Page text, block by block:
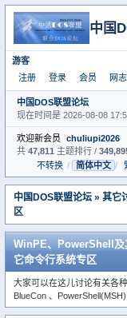
中国
游客
注册
登录 会员 网志
中国DOS联盟论坛
现在时间是 2026-08-08
欢迎新会员 chuliupi2026
共 47,811 主题排行 /
不转换 / 简体中文 /
中国DOS联盟论坛 » 其它
区
WinPE、PowerShell及
它命令行系统专区
大家可以在这儿讨论有关各
BlueCon 、